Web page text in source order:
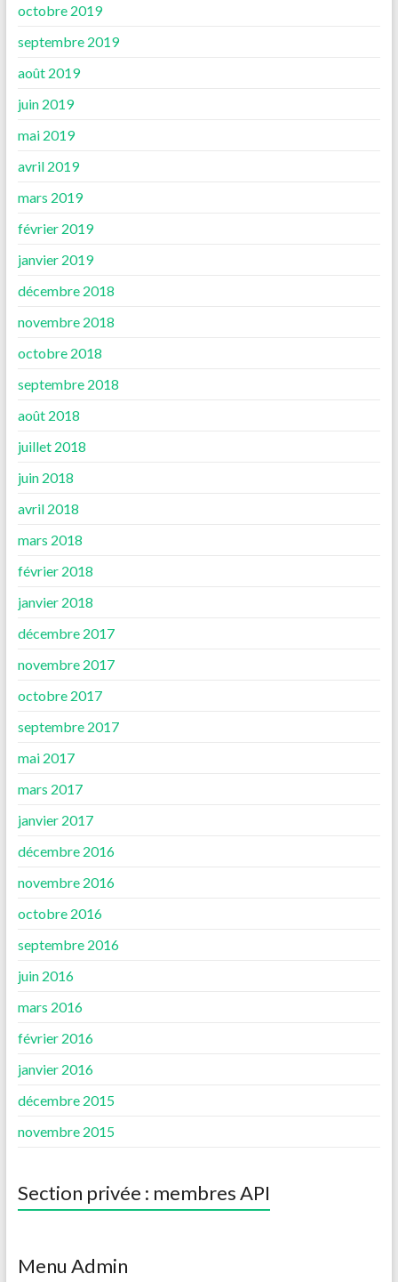
octobre 2019
septembre 2019
août 2019
juin 2019
mai 2019
avril 2019
mars 2019
février 2019
janvier 2019
décembre 2018
novembre 2018
octobre 2018
septembre 2018
août 2018
juillet 2018
juin 2018
avril 2018
mars 2018
février 2018
janvier 2018
décembre 2017
novembre 2017
octobre 2017
septembre 2017
mai 2017
mars 2017
janvier 2017
décembre 2016
novembre 2016
octobre 2016
septembre 2016
juin 2016
mars 2016
février 2016
janvier 2016
décembre 2015
novembre 2015
Section privée : membres API
Menu Admin